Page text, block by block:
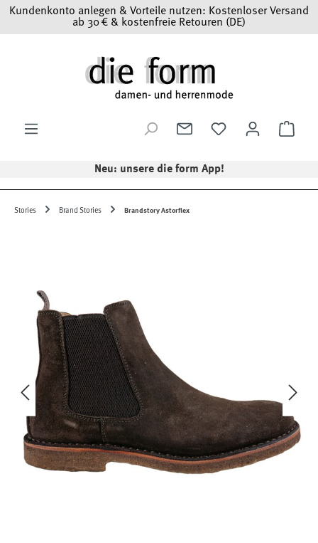
Zum Hauptinhalt springen
Kundenkonto anlegen & Vorteile nutzen: Kostenloser Versand
ab 30 € & kostenfreie Retouren (DE)
Neu: unsere die form App!
Stories Brand Stories Brandstory Astorflex